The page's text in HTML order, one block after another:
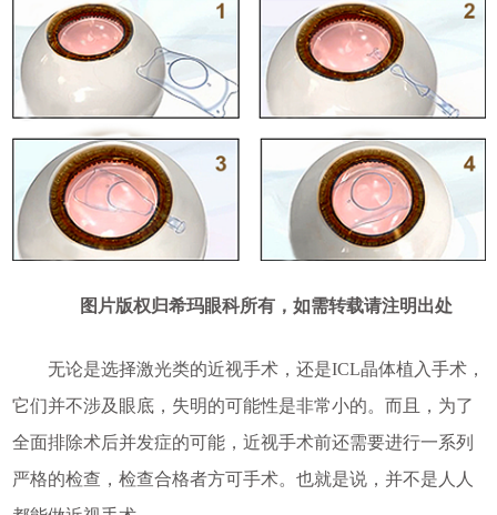
图片版权归希玛眼科所有，如需转载请注明出处
无论是选择激光类的近视手术，还是ICL晶体植入手术，
它们并不涉及眼底，失明的可能性是非常小的。而且，为了
全面排除术后并发症的可能，近视手术前还需要进行一系列
严格的检查，检查合格者方可手术。也就是说，并不是人人